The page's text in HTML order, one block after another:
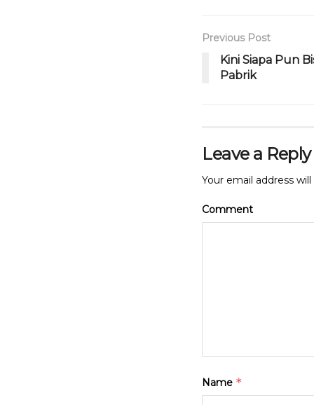
o
k
Previous Post
Kini Siapa Pun
Pabrik
Leave a Reply
Your email address
Comment
Name *